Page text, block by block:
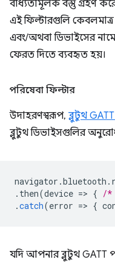
বাধ্যতামূলক বস্তু গ্রহণ
এই ফিল্টারগুলি কেবলমাত্র
এবং/অথবা ডিভাইসের
ফেরত দিতে ব্যবহৃত হয়।
পরিষেবা ফিল্টার
উদাহরণস্বরূপ, ব্লুটুথ GATT
ব্লুটুথ ডিভাইসগুলির
navigator .bluetooth .
. then(device => { /*
.catch(error => {
যদি আপনার ব্লুটুথ GATT